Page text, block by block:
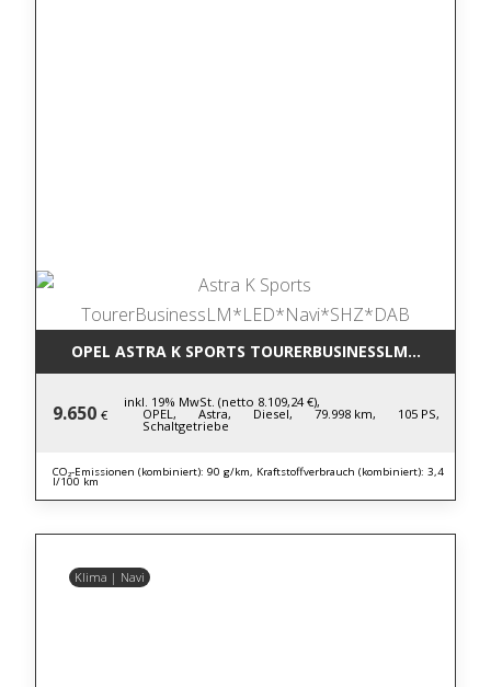
OPEL ASTRA K SPORTS
9.650 €
inkl. 19% MwSt. (netto 8.109,24 €),
OPEL, Astra, Diesel, 79.998 km, 105 PS,
Schaltgetriebe
CO₂-Emissionen (kombiniert): 90 g/km, Kraftstoffverbrauch (kombiniert): 3,4
l/100 km
Klima | Navi